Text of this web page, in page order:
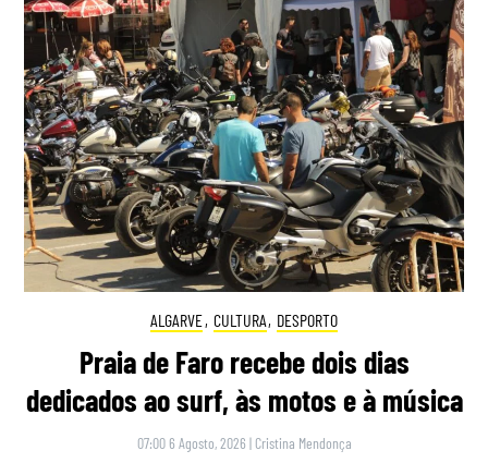
ALGARVE, CULTURA, DESPORTO
Praia de Faro recebe dois dias
dedicados ao surf, às motos e à música
07:00 6 Agosto, 2026 | Cristina Mendonça